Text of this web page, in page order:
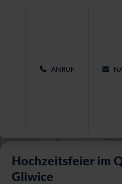
ANRUF
Hochzeitsfeier im
Gliwice